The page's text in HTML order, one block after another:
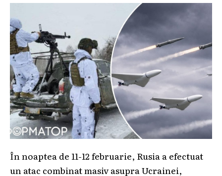
În noaptea de 11-12 februarie, Rusia a efectuat
un atac combinat masiv asupra Ucrainei,